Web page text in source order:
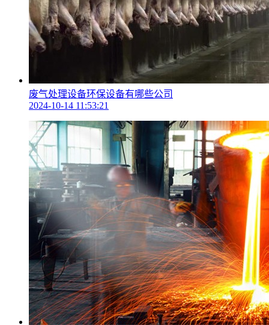
废气处理设备环保设备有哪些公司
2024-10-14 11:53:21